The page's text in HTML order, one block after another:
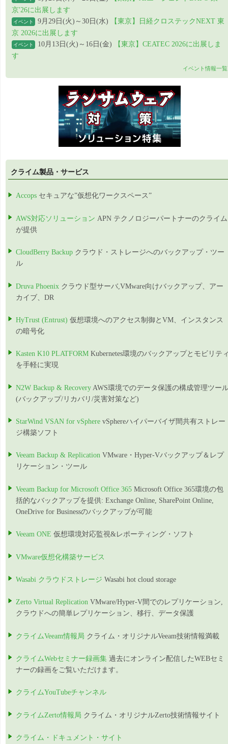
京'26に出展します
イベント 9月29日(火)～30日(水)
【東京】日経クロステックNEXT 東
京 2026に出展します
イベント 10月13日(火)～16日(金)
【東京】CEATEC 2026に出展しま
す
イベント情報一覧
クライム製品・サービス
Accops セキュアな”仮想化ワークスペース”
AWS対応ソリューション APN テクノロジーパートナーのクライム
が提供
CloudBerry Backup クラウド・ストレージへのバックアップ・ツー
ル
Druva Phoenix クラウド型サーバ,VMware向けバックアップ、アー
カイブ、DR
HyTrust (Entrust) 仮想環境へのアクセス制御とVM、インスタンス
の暗号化
Kasten K10 PLATFORM Kubernetes環境のバックアップとモビリテ
を手軽に実現
N2W Backup & Recovery AWS環境でのデータ保護の構成管理ツー
(バックアップ/リカバリ/災害対策など)
StarWind VSAN for vSphere vSphereハイパーバイザ間共有ストレー
ジ構築ソフト
Veeam Backup & Replication VMware・Hyper-Vバックアップ＆レプ
リケーション・ツール
Veeam Backup for Microsoft Office 365 Microsoft Office 365環境の包
括的なバックアップを提供: Exchange Online, SharePoint Online,
OneDrive for Businessのバックアップが可能
Veeam ONE 仮想環境対応監視&レポーティング・ソフト
VMware仮想化構築サービス
Wasabi クラウドストレージ Wasabi hot cloud storage
Zerto Virtual Replication VMware/Hyper-V間でのレプリケーション,
クラウドへの簡単レプリケーション、移行、データ保護
クライムVeeam情報局 クライム・オリジナルVeeam技術情報満載
クライムWebセミナー録画集 過去にオンライン配信したWEBセミ
ナーの録画をご覧いただけます。
クライムYouTubeチャンネル
クライムZerto情報局 クライム・オリジナルZerto技術情報サイト
クライム・ドキュメント・サイト